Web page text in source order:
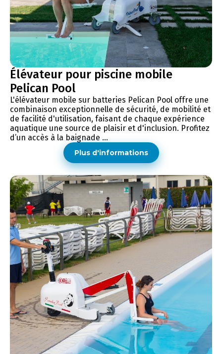
Élévateur pour piscine mobile
Pelican Pool
L'élévateur mobile sur batteries Pelican Pool offre une
combinaison exceptionnelle de sécurité, de mobilité et
de facilité d'utilisation, faisant de chaque expérience
aquatique une source de plaisir et d'inclusion. Profitez
d’un accès à la baignade ...
Plus d'informations